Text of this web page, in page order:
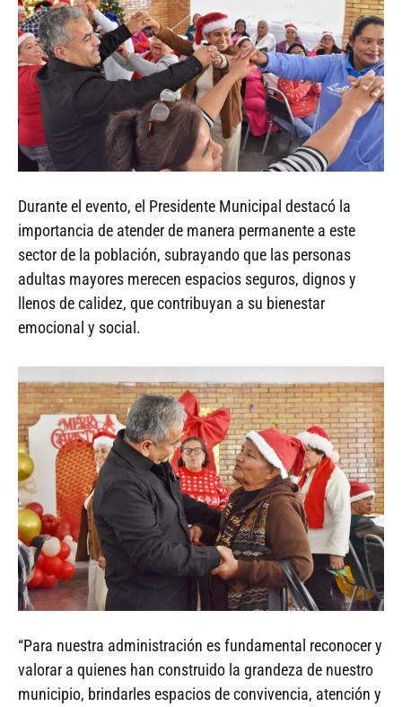
Durante el evento, el Presidente Municipal destacó la
importancia de atender de manera permanente a este
sector de la población, subrayando que las personas
adultas mayores merecen espacios seguros, dignos y
llenos de calidez, que contribuyan a su bienestar
emocional y social.
“Para nuestra administración es fundamental reconocer y
valorar a quienes han construido la grandeza de nuestro
municipio, brindarles espacios de convivencia, atención y